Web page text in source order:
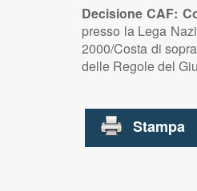
Decisione CAF:
presso la Lega
2000/Costa di
delle Regole del